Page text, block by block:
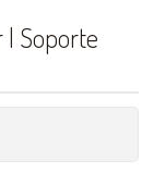
| Soporte